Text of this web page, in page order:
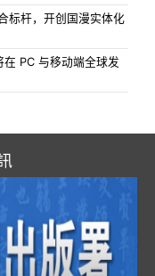
标杆，开创国漫实体化
PC 与移动端全球发